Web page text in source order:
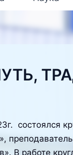
состоялся
В работе